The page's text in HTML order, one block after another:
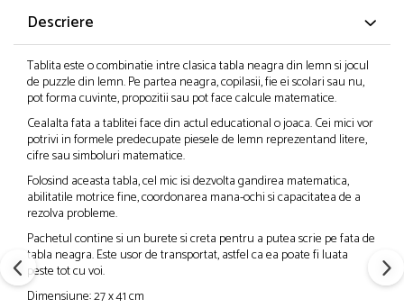
Descriere
Tablita este o combinatie intre clasica tabla neagra din lemn si jocul
de puzzle din lemn. Pe partea neagra, copilasii, fie ei scolari sau nu,
pot forma cuvinte, propozitii sau pot face calcule matematice.
Cealalta fata a tablitei face din actul educational o joaca. Cei mici vor
potrivi in formele predecupate piesele de lemn reprezentand litere,
cifre sau simboluri matematice.
Folosind aceasta tabla, cel mic isi dezvolta gandirea matematica,
abilitatile motrice fine, coordonarea mana-ochi si capacitatea de a
rezolva probleme.
Pachetul contine si un burete si creta pentru a putea scrie pe fata de
tabla neagra. Este usor de transportat, astfel ca ea poate fi luata
peste tot cu voi.
Dimensiune: 27 x 41 cm